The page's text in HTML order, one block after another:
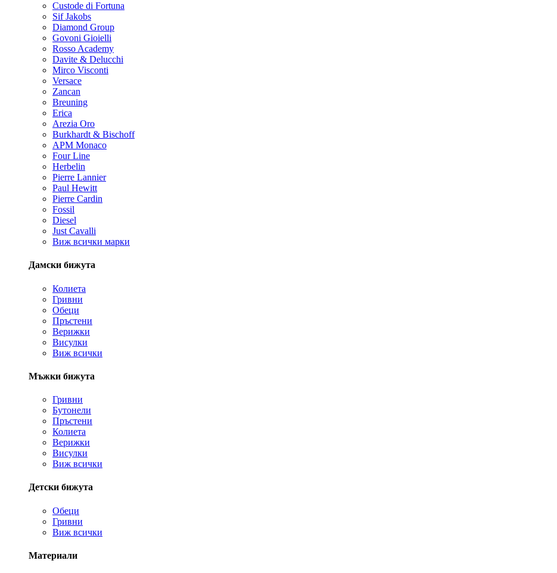
Custode di Fortuna
Sif Jakobs
Diamond Group
Govoni Gioielli
Rosso Academy
Davite & Delucchi
Mirco Visconti
Versace
Zancan
Breuning
Erica
Arezia Oro
Burkhardt & Bischoff
APM Monaco
Four Line
Herbelin
Pierre Lannier
Paul Hewitt
Pierre Cardin
Fossil
Diesel
Just Cavalli
Виж всички марки
Дамски бижута
Колиета
Гривни
Обеци
Пръстени
Верижки
Висулки
Виж всички
Мъжки бижута
Гривни
Бутонели
Пръстени
Колиета
Верижки
Висулки
Виж всички
Детски бижута
Обеци
Гривни
Виж всички
Материали